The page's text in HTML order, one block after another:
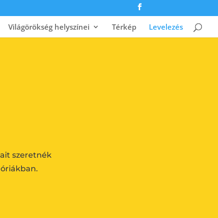
Világörökség helyszínei Térkép Levelezés
szeretnék